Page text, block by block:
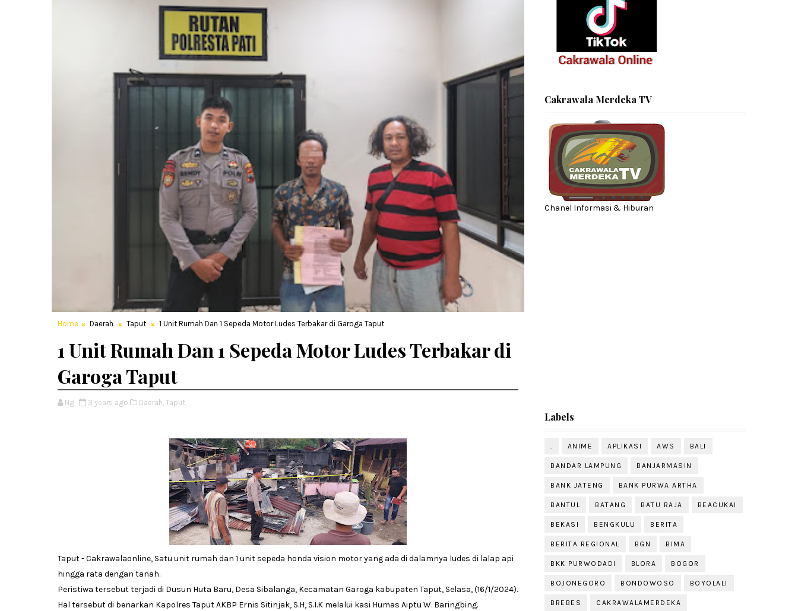
Home Daerah Taput 1 Unit Rumah Dan 1 Sepeda Motor Ludes Terbakar di Garoga Taput
1 Unit Rumah Dan 1 Sepeda Motor Ludes Terbakar di
Garoga Taput
Ng 3 years ago Daerah, Taput,
Taput - Cakrawalaonline, Satu unit rumah dan 1 unit sepeda honda vision motor yang ada di dalamnya ludes di lalap api
hingga rata dengan tanah.
Peristiwa tersebut terjadi di Dusun Huta Baru, Desa Sibalanga, Kecamatan Garoga kabupaten Taput, Selasa, (16/1/2024).
Hal tersebut di benarkan Kapolres Taput AKBP Ernis Sitinjak, S.H, S.I.K melalui kasi Humas Aiptu W. Baringbing.
Cakrawala Merdeka TV
Chanel Informasi & Hiburan
Labels
. ANIME APLIKASI AWS BALI
BANDAR LAMPUNG BANJARMASIN
BANK JATENG BANK PURWA ARTHA
BANTUL BATANG BATU RAJA BEACUKAI
BEKASI BENGKULU BERITA
BERITA REGIONAL BGN BIMA
BKK PURWODADI BLORA BOGOR
BOJONEGORO BONDOWOSO BOYOLALI
BREBES CAKRAWALAMERDEKA